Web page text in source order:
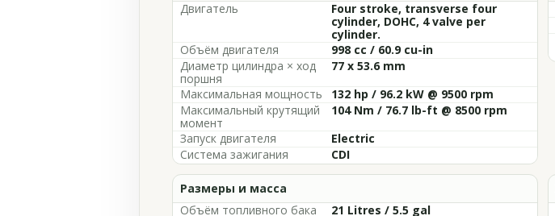
Двигатель
Four stroke, transverse four
cylinder, DOHC, 4 valve per
cylinder.
Объём двигателя
998 cc / 60.9 cu-in
Диаметр цилиндра × ход
поршня
77 x 53.6 mm
Максимальная мощность
132 hp / 96.2 kW @ 9500 rpm
Максимальный крутящий
момент
104 Nm / 76.7 lb-ft @ 8500 rpm
Запуск двигателя
Electric
Система зажигания
CDI
Размеры и масса
Объём топливного бака
21 Litres / 5.5 gal